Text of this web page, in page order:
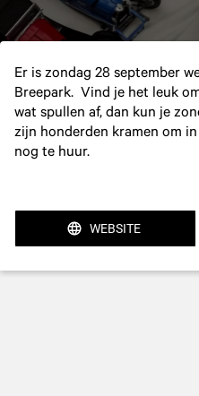
Er is zondag 28 september
Breepark. Vind je het leuk
wat spullen af, dan kun je
zijn honderden kramen om
nog te huur.
WEBSITE